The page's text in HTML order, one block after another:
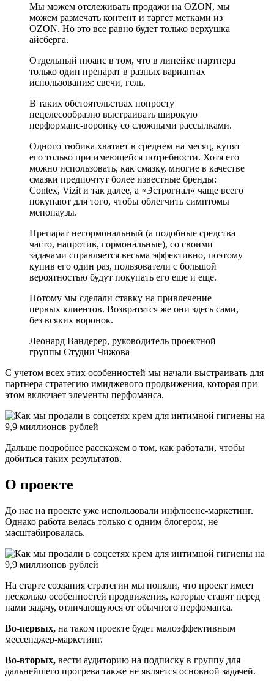
Мы можем отслеживать продажи на OZON, мы
можем размечать контент и таргет метками из
OZON. Но это все равно будет только верхушка
айсберга.
Отдельный нюанс в том, что в линейке партнера
только один препарат в разных вариантах
использования: свечи, гель.
В таких обстоятельствах попросту
нецелесообразно выстраивать широкую
перформанс-воронку со сложными рассылками.
Одного тюбика хватает в среднем на месяц, купят
его только при имеющейся потребности. Хотя его
можно использовать, как смазку, многие в качестве
смазки предпочтут более известные бренды:
Contex, Vizit и так далее, а «Эстрогиал» чаще всего
покупают для того, чтобы облегчить симптомы
менопаузы.
Препарат негормональный (а подобные средства
часто, напротив, гормональные), со своими
задачами справляется весьма эффективно, поэтому
купив его один раз, пользователи с большой
вероятностью будут покупать его еще и еще.
Потому мы сделали ставку на привлечение
первых клиентов. Возвратятся же они здесь сами,
без всяких воронок.
Леонард Вандерер, руководитель проектной
группы Студии Чижова
С учетом всех этих особенностей мы начали выстраивать для
партнера стратегию имиджевого продвижения, которая при
этом включает элементы перфоманса.
Дальше подробнее расскажем о том, как работали, чтобы
добиться таких результатов.
О проекте
До нас на проекте уже использовали инфлюенс-маркетинг.
Однако работа велась только с одним блогером, не
масштабировалась.
На старте создания стратегии мы поняли, что проект имеет
несколько особенностей продвижения, которые ставят перед
нами задачу, отличающуюся от обычного перфоманса.
Во-первых, на таком проекте будет малоэффективным
мессенджер-маркетинг.
Во-вторых, вести аудиторию на подписку в группу для
дальнейшего прогрева также не является основной задачей.